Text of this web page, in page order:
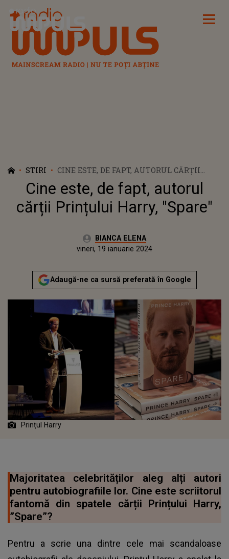
Radio Impuls
STIRI
CINE ESTE, DE FAPT, AUTORUL CĂRȚII
PRINȚULUI HARRY, "SPARE"
Cine este, de fapt, autorul
cărții Prințului Harry, "Spare"
Autor:BIANCA ELENA
Actualizat:
vineri, 19 ianuarie 2024
Adaugă-ne ca sursă preferată în Google
Prințul Harry
Majoritatea celebrităților aleg alți autori
pentru autobiografiile lor. Cine este scriitorul
fantomă din spatele cărții Prințului Harry,
”Spare”?
Pentru a scrie una dintre cele mai scandaloase